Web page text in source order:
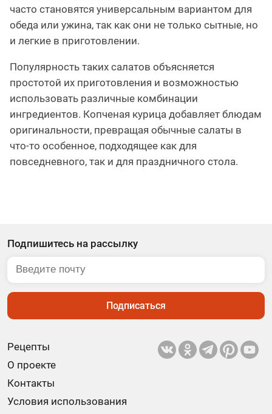
часто становятся универсальным вариантом для
обеда или ужина, так как они не только сытные, но
и легкие в приготовлении.
Популярность таких салатов объясняется
простотой их приготовления и возможностью
использовать различные комбинации
ингредиентов. Копченая курица добавляет блюдам
оригинальности, превращая обычные салаты в
что-то особенное, подходящее как для
повседневного, так и для праздничного стола.
Рецепты
О проекте
Контакты
Условия использования
Подпишитесь на рассылку
Подписаться